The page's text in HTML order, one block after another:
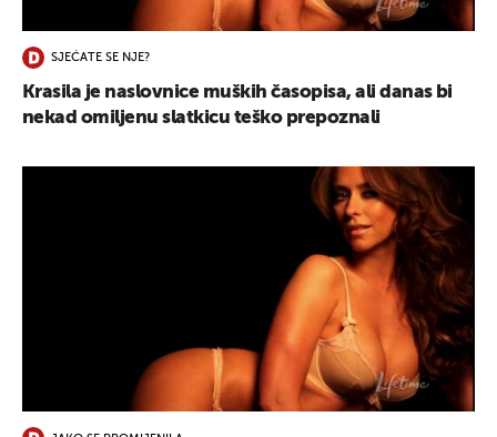
SJEĆATE SE NJE?
Krasila je naslovnice muških časopisa, ali danas bi
nekad omiljenu slatkicu teško prepoznali
UKLJUČITE NOTIFIKACIJE